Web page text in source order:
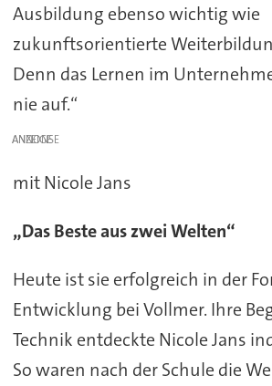
Ausbildung ebenso wichtig wie
zukunftsorientierte
Denn das Lernen im
nie auf.“
ANZEIGE
mit Nicole Jans
„Das Beste aus zwei Welten“
Heute ist sie erfolgreich in der
Entwicklung bei Vollmer. Ihre
Technik entdeckte Nicole Jans
So waren nach der Schule die